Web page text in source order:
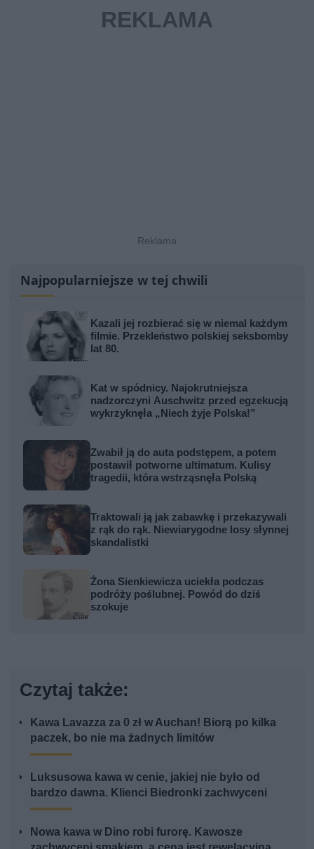
Najpopularniejsze w tej chwili
Kazali jej rozbierać się w niemal każdym
filmie. Przekleństwo polskiej seksbomby
lat 80.
Kat w spódnicy. Najokrutniejsza
nadzorczyni Auschwitz przed egzekucją
wykrzyknęła „Niech żyje Polska!”
Zwabił ją do auta podstępem, a potem
postawił potworne ultimatum. Kulisy
tragedii, która wstrząsnęła Polską
Traktowali ją jak zabawkę i przekazywali
z rąk do rąk. Niewiarygodne losy słynnej
skandalistki
Żona Sienkiewicza uciekła podczas
podróży poślubnej. Powód do dziś
szokuje
Czytaj także:
Kawa Lavazza za 0 zł w Auchan! Biorą po kilka
paczek, bo nie ma żadnych limitów
Luksusowa kawa w cenie, jakiej nie było od
bardzo dawna. Klienci Biedronki zachwyceni
Nowa kawa w Dino robi furorę. Kawosze